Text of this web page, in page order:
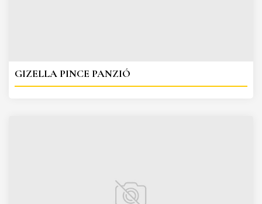
GIZELLA PINCE PANZIÓ